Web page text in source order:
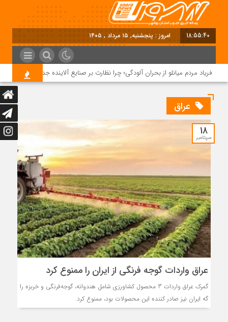
18:55:40 امروز : پنجشنبه, ۱۵ مرداد , ۱۴۰۵
فریاد مردم میانلو از بحران آلودگی؛ چرا نظارت بر صنایع آلاینده جدی نیست؟
عراق
18
سپتامبر
عراق واردات گوجه فرنگی از ایران را ممنوع کرد
گمرک عراق واردات 3 محصول کشاورزی شامل هندوانه، گوجه‌فرنگی و خربزه را
گه ایران نیز صادر کننده این محصولات بود، ممنوع کرد.